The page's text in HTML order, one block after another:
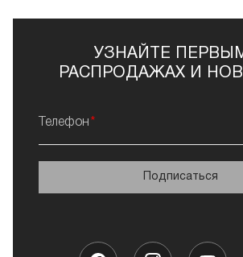
УЗНАЙТЕ
РАСПРОДАЖАХ И
Телефон
Подписаться